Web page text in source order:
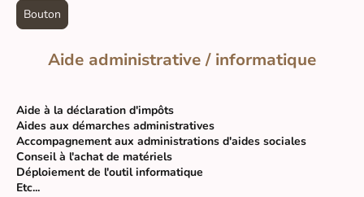
Bouton
Aide administrative / informatique
Aide à la déclaration d'impôts
Aides aux démarches administratives
Accompagnement aux administrations d'aides sociales
Conseil à l'achat de matériels
Déploiement de l'outil informatique
Etc...